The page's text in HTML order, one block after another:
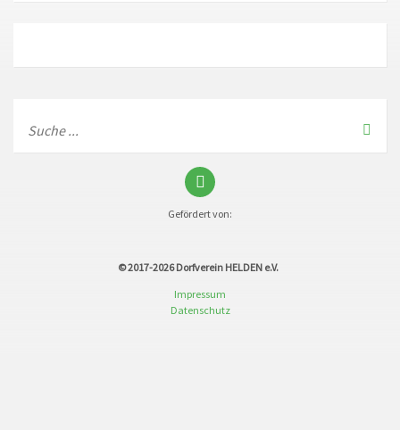
Gefördert von:
© 2017-2026Dorfverein HELDEN e.V.
Impressum
Datenschutz